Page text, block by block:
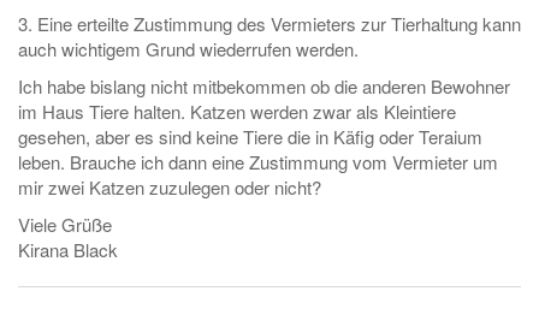
3. Eine erteilte Zustimmung des Vermieters zur Tierhaltung kann
auch wichtigem Grund wiederrufen werden.
Ich habe bislang nicht mitbekommen ob die anderen Bewohner
im Haus Tiere halten. Katzen werden zwar als Kleintiere
gesehen, aber es sind keine Tiere die in Käfig oder Teraium
leben. Brauche ich dann eine Zustimmung vom Vermieter um
mir zwei Katzen zuzulegen oder nicht?
Viele Grüße
Kirana Black